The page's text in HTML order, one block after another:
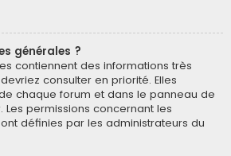
générales ?
contiennent des informations très
consulter en priorité. Elles
chaque forum et dans le panneau de
Les permissions concernant les
définies par les administrateurs du